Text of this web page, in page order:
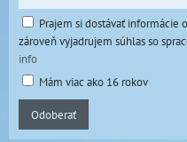
Prajem si dostávať informácie
zároveň vyjadrujem súhlas so
info
Mám viac ako 16 rokov
Odoberať